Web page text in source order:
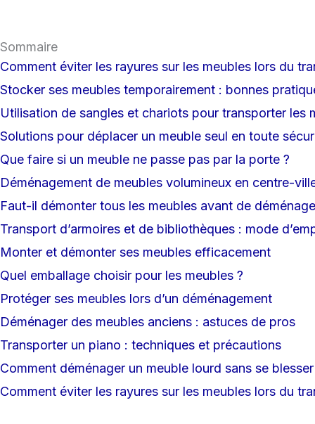
Sommaire
Comment éviter les rayures sur les meubles lors du
Stocker ses meubles temporairement : bonnes
Utilisation de sangles et chariots pour transporter les
Solutions pour déplacer un meuble seul en toute
Que faire si un meuble ne passe pas par la porte ?
Déménagement de meubles volumineux en centre-
Faut-il démonter tous les meubles avant de
Transport d’armoires et de bibliothèques : mode
Monter et démonter ses meubles efficacement
Quel emballage choisir pour les meubles ?
Protéger ses meubles lors d’un déménagement
Déménager des meubles anciens : astuces de pros
Transporter un piano : techniques et précautions
Comment déménager un meuble lourd sans se
Comment éviter les rayures sur les meubles lors du